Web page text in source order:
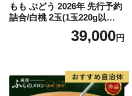
もも ぶどう 2026年 先行予約
詰合/白桃 2玉(1玉220g以
上)・シャインマスカット 晴
39,000円